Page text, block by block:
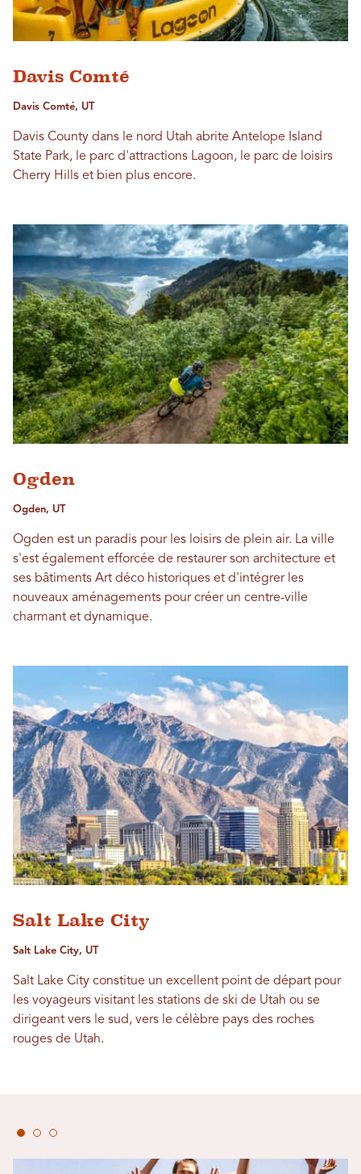
Davis Comté
Davis Comté, UT
Davis County dans le nord Utah abrite Antelope Island
State Park, le parc d'attractions Lagoon, le parc de loisirs
Cherry Hills et bien plus encore.
Ogden
Ogden, UT
Ogden est un paradis pour les loisirs de plein air. La ville
s'est également efforcée de restaurer son architecture et
ses bâtiments Art déco historiques et d'intégrer les
nouveaux aménagements pour créer un centre-ville
charmant et dynamique.
Salt Lake City
Salt Lake City, UT
Salt Lake City constitue un excellent point de départ pour
les voyageurs visitant les stations de ski de Utah ou se
dirigeant vers le sud, vers le célèbre pays des roches
rouges de Utah.